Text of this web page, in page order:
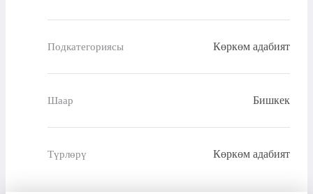
Подкатегориясы Көркөм адабият
Шаар Бишкек
Түрлөрү Көркөм адабият